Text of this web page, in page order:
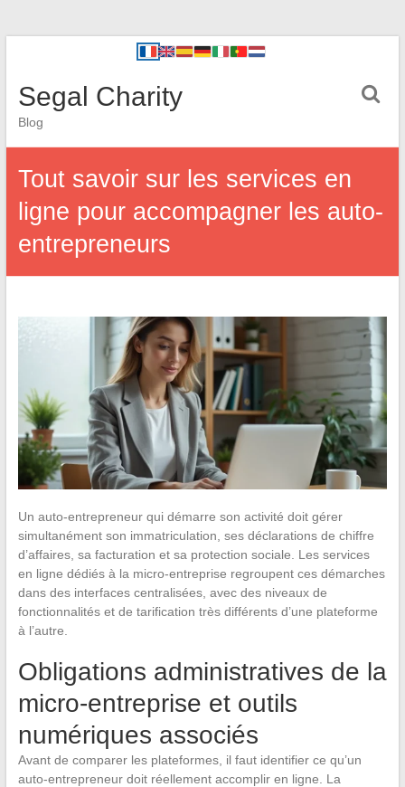
Segal Charity
Blog
Tout savoir sur les services en
ligne pour accompagner les auto-
entrepreneurs
Un auto-entrepreneur qui démarre son activité doit gérer
simultanément son immatriculation, ses déclarations de chiffre
d’affaires, sa facturation et sa protection sociale. Les services
en ligne dédiés à la micro-entreprise regroupent ces démarches
dans des interfaces centralisées, avec des niveaux de
fonctionnalités et de tarification très différents d’une plateforme
à l’autre.
Obligations administratives de la
micro-entreprise et outils
numériques associés
Avant de comparer les plateformes, il faut identifier ce qu’un
auto-entrepreneur doit réellement accomplir en ligne. La